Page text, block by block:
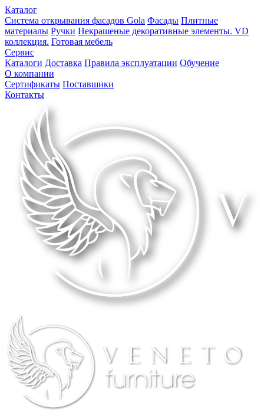
Каталог
Система открывания фасадов Gola Фасады Плитные
материалы Ручки Некрашеные декоративные элементы. VD
коллекция. Готовая мебель
Сервис
Каталоги Доставка Правила эксплуатации Обучение
О компании
Сертификаты Поставшики
Контакты